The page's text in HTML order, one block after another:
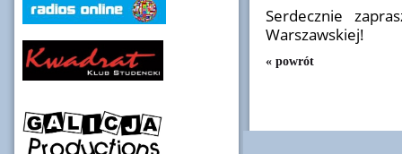
Serdecznie
Warszawskiej!
« powrót